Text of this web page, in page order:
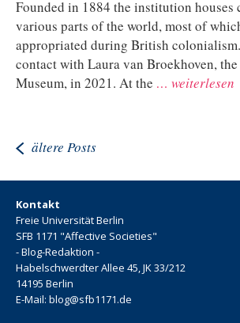
Founded in 1884 the institution
various parts of the world, most of
appropriated during British
contact with Laura van Broekhoven,
Museum, in 2021. At the … weiterlesen
ältere Posts
Kontakt
Freie Universität Berlin
SFB 1171 "Affective Societies"
- Blog-Redaktion -
Habelschwerdter Allee 45, JK 33/212
14195 Berlin
E-Mail: blog@sfb1171.de